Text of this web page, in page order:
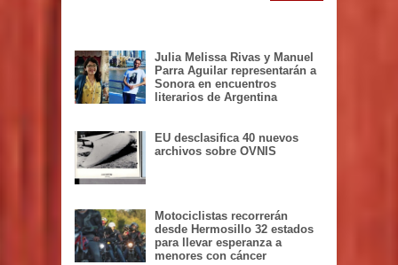
Julia Melissa Rivas y Manuel
Parra Aguilar representarán a
Sonora en encuentros
literarios de Argentina
EU desclasifica 40 nuevos
archivos sobre OVNIS
Motociclistas recorrerán
desde Hermosillo 32 estados
para llevar esperanza a
menores con cáncer